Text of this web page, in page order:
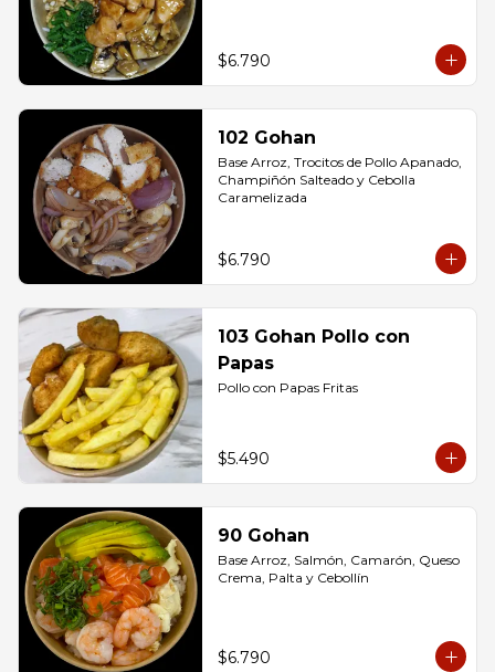
$6.790
102 Gohan
Base Arroz, Trocitos de Pollo Apanado,
Champiñón Salteado y Cebolla
Caramelizada
$6.790
103 Gohan Pollo con
Papas
Pollo con Papas Fritas
$5.490
90 Gohan
Base Arroz, Salmón, Camarón, Queso
Crema, Palta y Cebollín
$6.790